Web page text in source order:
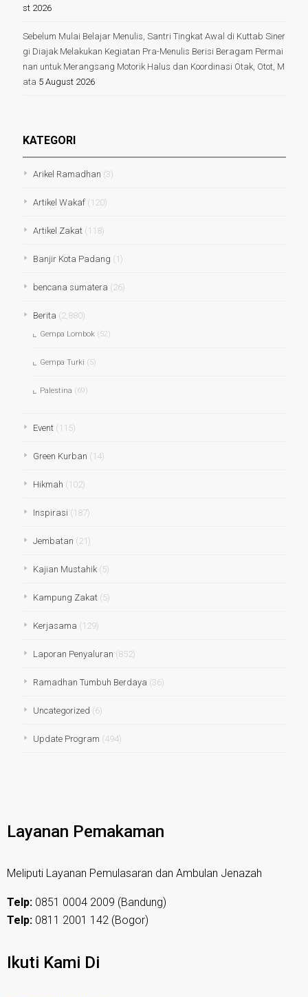
st 2026
Sebelum Mulai Belajar Menulis, Santri Tingkat Awal di Kuttab Siner
gi Diajak Melakukan Kegiatan Pra-Menulis Berisi Beragam Permai
nan untuk Merangsang Motorik Halus dan Koordinasi Otak, Otot, M
ata 5 August 2026
KATEGORI
Arikel Ramadhan (3)
Artikel Wakaf(120)
Artikel Zakat(118)
Banjir Kota Padang (1)
bencana sumatera (26)
Berita (2,880)
Gempa Lombok(52)
Gempa Turki (5)
Palestina (69)
Event(115)
Green Kurban (14)
Hikmah (102)
Inspirasi (187)
Jembatan (21)
Kajian Mustahik(5)
Kampung Zakat(5)
Kerjasama (129)
Laporan Penyaluran (852)
Ramadhan Tumbuh Berdaya (36)
Uncategorized (6)
Update Program (494)
Layanan Pemakaman
Meliputi Layanan Pemulasaran dan Ambulan Jenazah
Telp: 0851 0004 2009 (Bandung)
Telp: 0811 2001 142 (Bogor)
Ikuti Kami Di